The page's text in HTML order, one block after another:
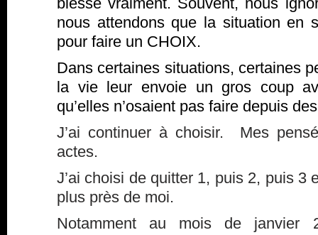
nous attendons que la situation en
pour faire un CHOIX.
Dans certaines situations, certaines
la vie leur envoie un gros coup
qu’elles n’osaient pas faire depuis
J’ai continuer à choisir. Mes
actes.
J’ai choisi de quitter 1, puis 2, puis
plus près de moi.
Notamment au mois de janvier